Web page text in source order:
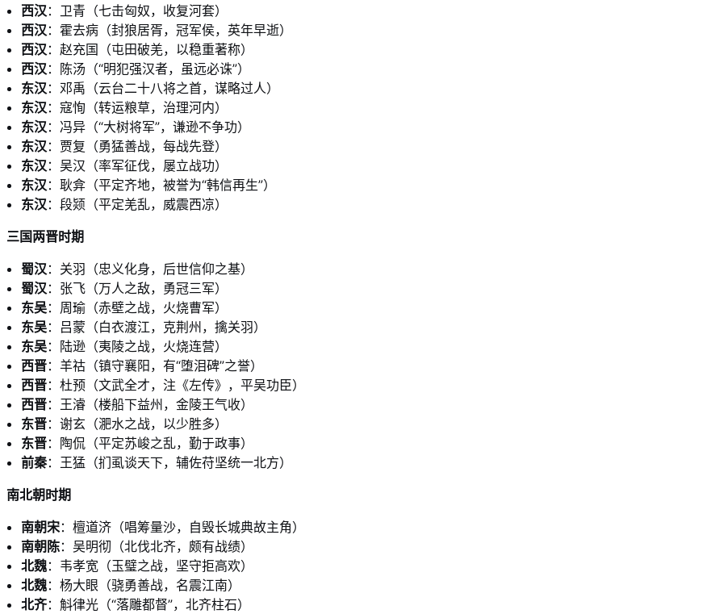
西汉 ：卫青（七击匈奴，收复河套）
西汉 ：霍去病（封狼居胥，冠军侯，英年早逝）
西汉 ：赵充国（屯田破羌，以稳重著称）
西汉 ：陈汤（“明犯强汉者，虽远必诛”）
东汉 ：邓禹（云台二十八将之首，谋略过人）
东汉 ：寇恂（转运粮草，治理河内）
东汉 ：冯异（“大树将军”，谦逊不争功）
东汉 ：贾复（勇猛善战，每战先登）
东汉 ：吴汉（率军征伐，屡立战功）
东汉 ：耿弇（平定齐地，被誉为“韩信再生”）
东汉 ：段颎（平定羌乱，威震西凉）
三国两晋时期
蜀汉 ：关羽（忠义化身，后世信仰之基）
蜀汉 ：张飞（万人之敌，勇冠三军）
东吴：周瑜（赤壁之战，火烧曹军）
东吴：吕蒙（白衣渡江，克荆州，擒关羽）
东吴：陆逊（夷陵之战，火烧连营）
西晋：羊祜（镇守襄阳，有“堕泪碑”之誉）
西晋：杜预（文武全才，注《左传》，平吴功臣）
西晋：王濬（楼船下益州，金陵王气收）
东晋：谢玄（淝水之战，以少胜多）
东晋：陶侃（平定苏峻之乱，勤于政事）
前秦：王猛（扪虱谈天下，辅佐苻坚统一北方）
南北朝时期
南朝宋：檀道济（唱筹量沙，自毁长城典故主角）
南朝陈：吴明彻（北伐北齐，颇有战绩）
北魏：韦孝宽（玉璧之战，坚守拒高欢）
北魏：杨大眼（骁勇善战，名震江南）
北齐：斛律光（“落雕都督”，北齐柱石）